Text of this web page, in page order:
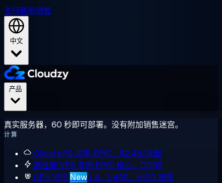
支持联系销售
中文
真实服务器，60 秒即可部署。没有附加销售迷宫。
计算
Cloud VPS 共享 EPYC，$2.48/月起
高性能 VPS 专用 EPYC 核心，DDR5
GPU VPS New L4、L40S、H100 按需